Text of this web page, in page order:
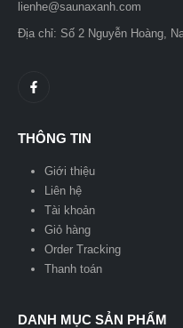
lienhe@saunaxanh.com
Địa chỉ: Số 2 Nguyễn Hoàng,
THÔNG TIN
Giới thiệu
Liên hệ
Tài khoản
Giỏ hàng
Order Tracking
Thanh toán
DANH MỤC SẢN PHẨM